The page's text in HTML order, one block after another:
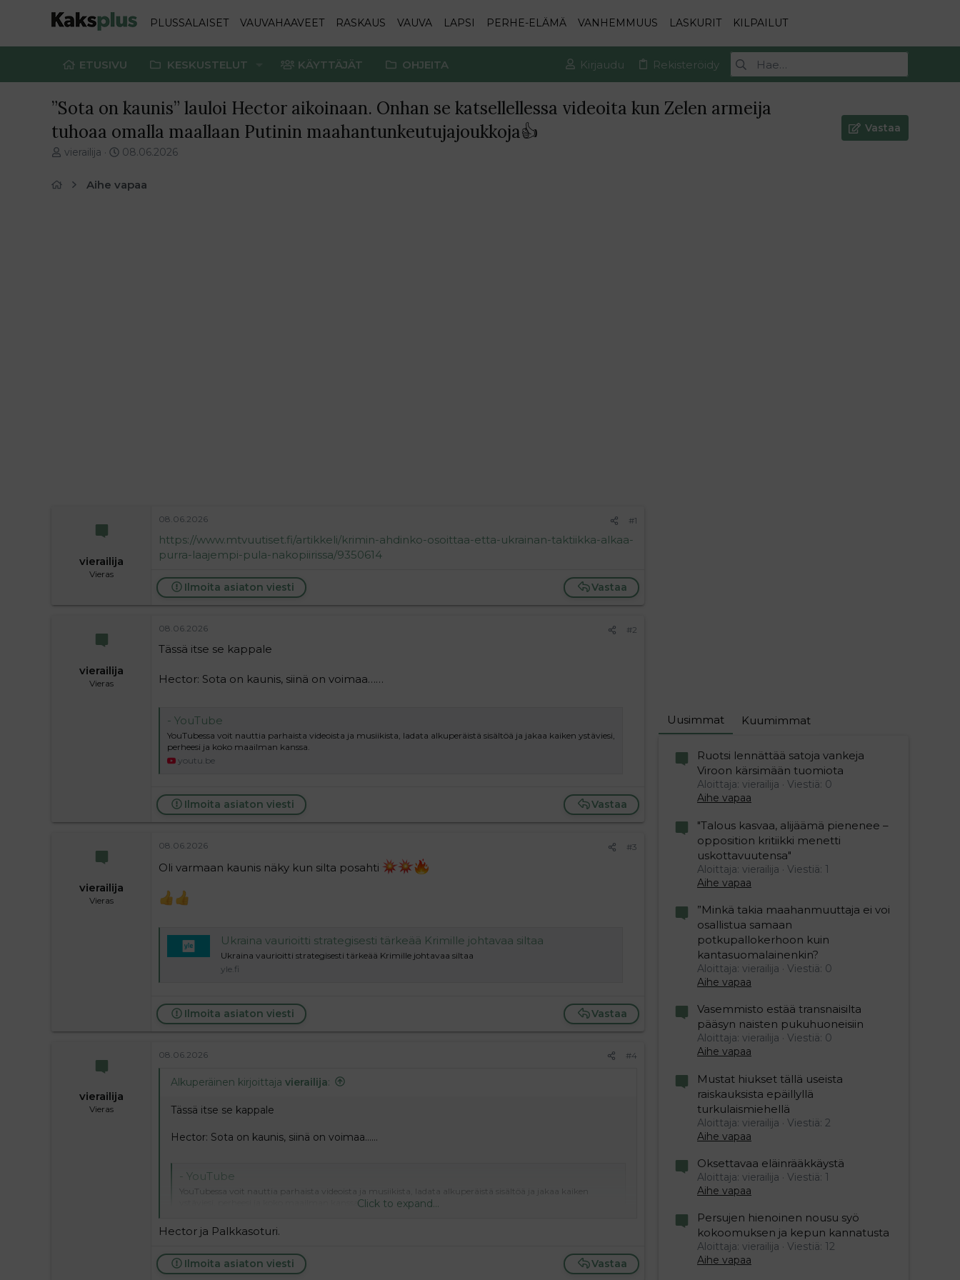
PLUSSALAISET VAUVAHAAVEET RASKAUS VAUVA LAPSI PERHE-ELÄMÄ VANHEMMUUS LASKURIT KILPAILUT
ETUSIVU KESKUSTELUT KÄYTTÄJÄT OHJEITA Kirjaudu Rekisteröidy
”Sota on kaunis” lauloi Hector aikoinaan. Onhan se katsellellessa videoita kun Zelen armeija
tuhoaa omalla maallaan Putinin maahantunkeutujajoukkoja👍
V
vierailija
E
i
08.06.2026
Vastaa
Aihe vapaa
vierailija
Vieras
08.06.2026 #1
https://www.mtvuutiset.fi/artikkeli/krimin-ahdinko-osoittaa-etta-ukrainan-taktiikka-alkaa-
purra-laajempi-pula-nakopiirissa/9350614
Vastaa
Ilmoita asiaton viesti
vierailija
Vieras
08.06.2026 #2
Tässä itse se kappale
Hector: Sota on kaunis, siinä on voimaa……
- YouTube
YouTubessa voit nauttia parhaista videoista ja musiikista, ladata alkuperäistä sisältöä ja jakaa kaiken ystäviesi,
perheesi ja koko maailman kanssa.
youtu.be
Vastaa
Ilmoita asiaton viesti
vierailija
Vieras
08.06.2026 #3
Oli varmaan kaunis näky kun silta posahti
Ukraina vaurioitti strategisesti tärkeää Krimille johtavaa siltaa
Ukraina vaurioitti strategisesti tärkeää Krimille johtavaa siltaa
yle.fi
Vastaa
Ilmoita asiaton viesti
vierailija
Vieras
08.06.2026 #4
Alkuperäinen kirjoittaja vierailija:
Tässä itse se kappale
Hector: Sota on kaunis, siinä on voimaa……
- YouTube
YouTubessa voit nauttia parhaista videoista ja musiikista, ladata alkuperäistä sisältöä ja jakaa kaiken
ystäviesi, perheesi ja koko maailman kanssa.Click to expand...
Hector ja Palkkasoturi.
Vastaa
Ilmoita asiaton viesti
Uusimmat Kuumimmat
Ruotsi lennättää satoja vankeja
Viroon kärsimään tuomiota
Aloittaja: vierailija
Viestiä: 0
Aihe vapaa
"Talous kasvaa, alijäämä pienenee –
opposition kritiikki menetti
uskottavuutensa"
Aloittaja: vierailija
Viestiä: 1
Aihe vapaa
”Minkä takia maahanmuuttaja ei voi
osallistua samaan
potkupallokerhoon kuin
kantasuomalainenkin?
Aloittaja: vierailija
Viestiä: 0
Aihe vapaa
Vasemmisto estää transnaisilta
pääsyn naisten pukuhuoneisiin
Aloittaja: vierailija
Viestiä: 0
Aihe vapaa
Mustat hiukset tällä useista
raiskauksista epäillyllä
turkulaismiehellä
Aloittaja: vierailija
Viestiä: 2
Aihe vapaa
Oksettavaa eläinrääkkäystä
Aloittaja: vierailija
Viestiä: 1
Aihe vapaa
Persujen hienoinen nousu syö
kokoomuksen ja kepun kannatusta
Aloittaja: vierailija
Viestiä: 12
Aihe vapaa